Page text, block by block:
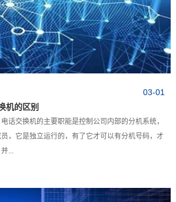
03-01
机的区别
交换机的主要职能是控制公司内部的分机系统，
，它是独立运行的，有了它才可以有分机号码，才
...